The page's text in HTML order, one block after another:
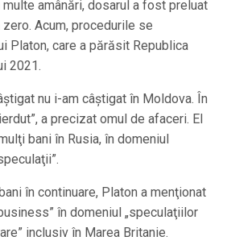
amânări, dosarul a fost preluat
Acum, procedurile se
Platon, care a părăsit Republica
2021.
nu i-am câştigat în Moldova. În
a precizat omul de afaceri. El
bani în Rusia, în domeniul
în continuare, Platon a menţionat
în domeniul „speculaţiilor
inclusiv în Marea Britanie.